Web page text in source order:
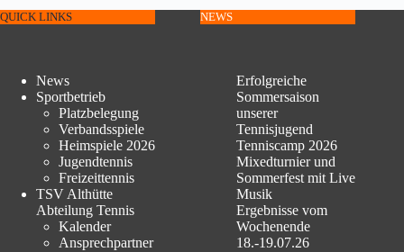
QUICK LINKS
News
Sportbetrieb
Platzbelegung
Verbandsspiele
Heimspiele 2026
Jugendtennis
Freizeittennis
TSV Althütte
Abteilung Tennis
Kalender
Ansprechpartner
NEWS
Erfolgreiche
Sommersaison
unserer
Tennisjugend
Tenniscamp 2026
Mixedturnier und
Sommerfest mit Live
Musik
Ergebnisse vom
Wochenende
18.-19.07.26